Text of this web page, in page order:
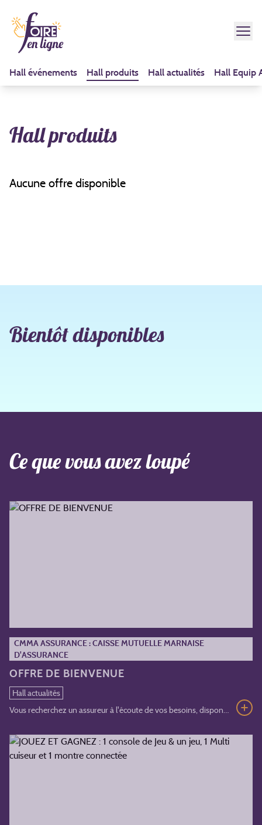
Hall événements Hall produits Hall actualités Hall Equip
Hall produits
Aucune offre disponible
Bientôt disponibles
Ce que vous avez loupé
CMMA ASSURANCE : CAISSE MUTUELLE MARNAISE
D'ASSURANCE
OFFRE DE BIENVENUE
Hall actualités
Vous recherchez un assureur à l'écoute de vos besoins, disponible et qui partage vos valeurs mutualistes ?SOYEZ LES BIENVENUS CHEZ CMMA ASSURANCE !Pour vous remercier de votre confiance CMMA Assurance vous offre...